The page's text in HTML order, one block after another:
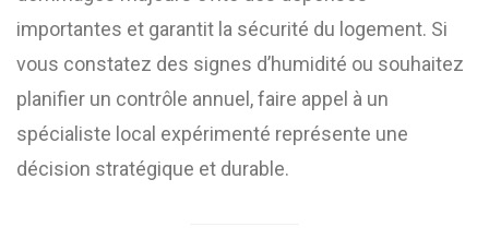
importantes et garantit la sécurité du logement. Si
vous constatez des signes d’humidité ou souhaitez
planifier un contrôle annuel, faire appel à un
spécialiste local expérimenté représente une
décision stratégique et durable.